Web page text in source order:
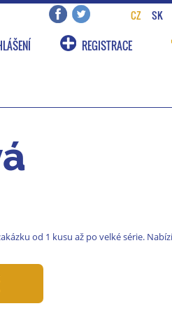
CZ SK
REGISTRACE
od 1 kusu až po velké série.